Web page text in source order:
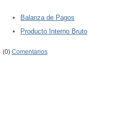
Balanza de Pagos
Producto Interno Bruto
(0) Comentarios